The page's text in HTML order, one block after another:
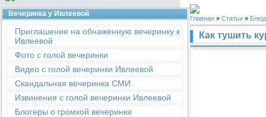
Вечеринка у Ивлеевой
Приглашение на обнаженную вечеринку к
Ивлеевой
Фото с голой вечеринки
Видео с голой вечеринки Ивлеевой
Скандальная вечеринка СМИ
Извинения с голой вечеринки Ивлеевой
Блогеры о громкой вечеринки
Главная » Статьи »
Как тушить